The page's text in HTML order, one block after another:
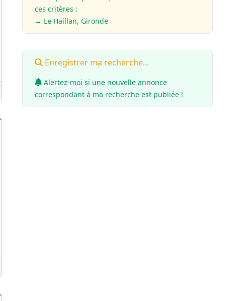
ces critères :
→ Le Haillan, Gironde
Enregistrer ma recherche...
Alertez-moi si une nouvelle annonce
correspondant à ma recherche est publiée !